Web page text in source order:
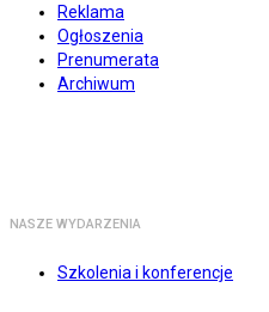
Reklama
Ogłoszenia
Prenumerata
Archiwum
NASZE WYDARZENIA
Szkolenia i konferencje